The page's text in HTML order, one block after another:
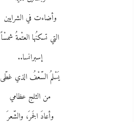
وأضاءت في الشرايين
التي تسكنُها العتْمةُ شمسْاً
إسبرانسا..
يَسْلمُ السّعْفُ الذي غطّى
من الثلج عظامي
وأعادَ الجَمرَ، والشّعرَ